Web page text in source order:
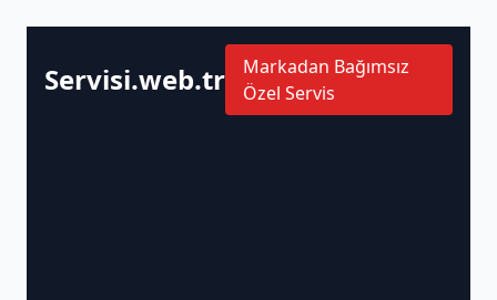
Servisi.web.tr
Markadan Bağımsız
Özel Servis